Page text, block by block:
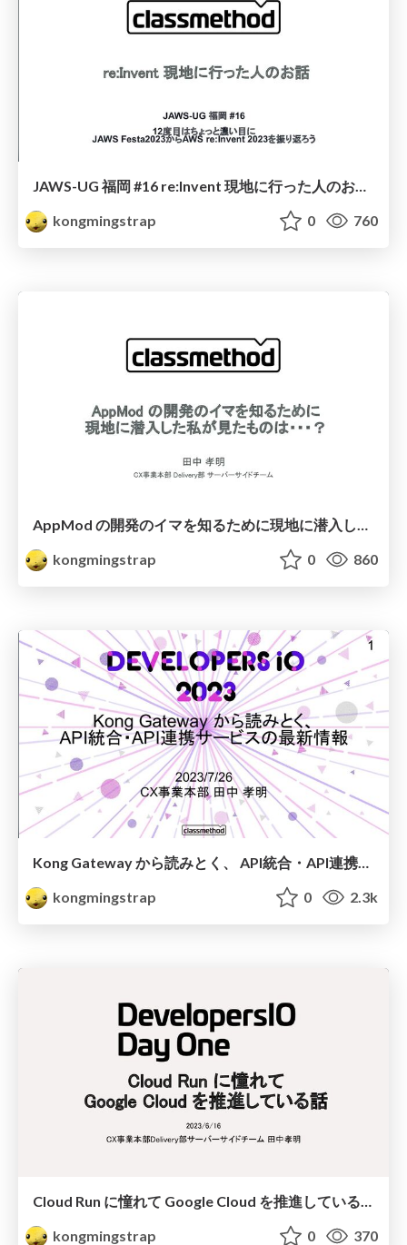
JAWS-UG 福岡 #16 re:Invent 現地に行った人のお話 #jawsugfuk #jawsug
kongmingstrap
0 760
AppMod の開発のイマを知るために現地に潜入した私が見たものは・・・？ #GoogleCloudNext
kongmingstrap
0 860
Kong Gateway から読みとく、 API統合・API連携サービスの最新情報 #devio2023
kongmingstrap
0 2.3k
kongmingstrap
0 370